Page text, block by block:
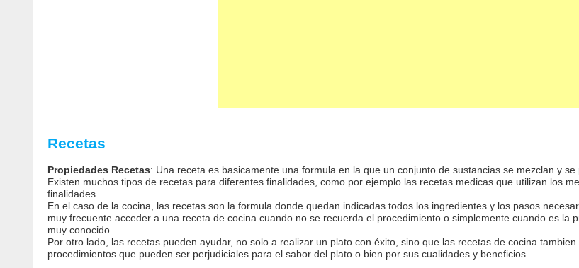
Recetas
Propiedades Recetas: Una receta es basicamente una formula en la que un conjunto de sustancias se mezclan y
Existen muchos tipos de recetas para diferentes finalidades, como por ejemplo las recetas medicas que utilizan los
finalidades.
En el caso de la cocina, las recetas son la formula donde quedan indicadas todos los ingredientes y los pasos
muy frecuente acceder a una receta de cocina cuando no se recuerda el procedimiento o simplemente cuando es
muy conocido.
Por otro lado, las recetas pueden ayudar, no solo a realizar un plato con éxito, sino que las recetas de cocina
procedimientos que pueden ser perjudiciales para el sabor del plato o bien por sus cualidades y beneficios.